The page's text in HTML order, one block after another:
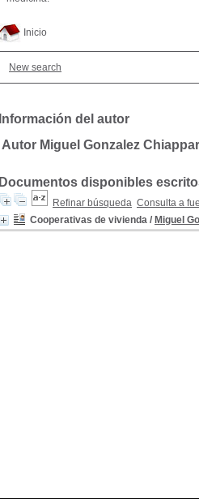
Inicio
New search
Información del autor
Autor Miguel Gonzalez
Documentos disponibles
Refinar búsqueda Consulta a
Cooperativas de vivienda / Miguel